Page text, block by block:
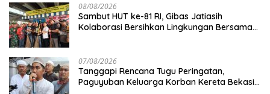
08/08/2026
Sambut HUT ke-81 RI, Gibas Jatiasih
Kolaborasi Bersihkan Lingkungan Bersama
07/08/2026
Tanggapi Rencana Tugu Peringatan,
Paguyuban Keluarga Korban Kereta Bekasi